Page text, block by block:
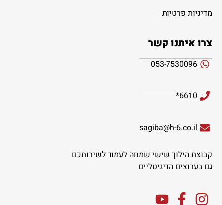
מדיניות פרטיות
צרו איתנו קשר
053-7530096
6610*
sagiba@h-6.co.il
קבוצת הילוך שישי שמחה לעמוד לשירותכם
גם בערוצים הדיגיטליים